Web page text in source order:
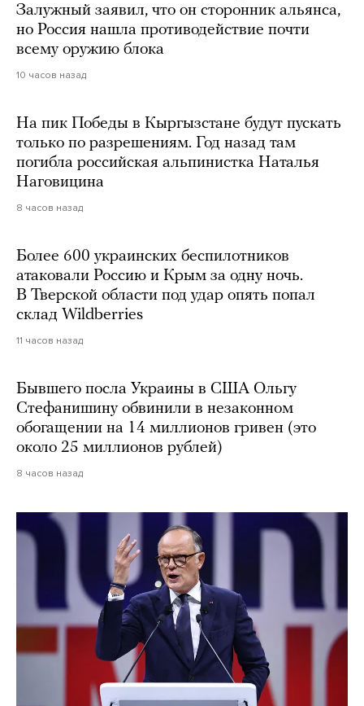
Залужный заявил, что он сторонник альянса,
но Россия нашла противодействие почти
всему оружию блока
10 часов назад
На пик Победы в Кыргызстане будут пускать
только по разрешениям. Год назад там
погибла российская альпинистка Наталья
Наговицина
8 часов назад
Более 600 украинских беспилотников
атаковали Россию и Крым за одну ночь.
В Тверской области под удар опять попал
склад Wildberries
11 часов назад
Бывшего посла Украины в США Ольгу
Стефанишину обвинили в незаконном
обогащении на 14 миллионов гривен (это
около 25 миллионов рублей)
8 часов назад